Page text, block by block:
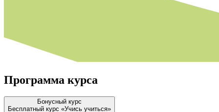
Программа курса
Бонусный курс
Бесплатный курс «Учись учиться»